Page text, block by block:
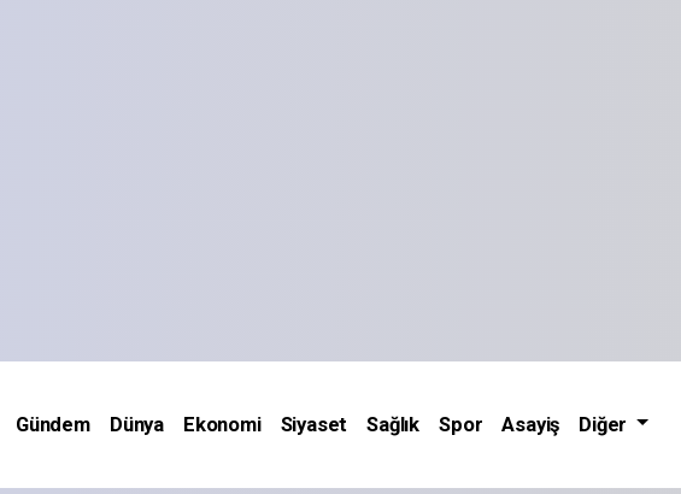
Gündem Dünya Ekonomi Siyaset Sağlık Spor Asayiş Diğer